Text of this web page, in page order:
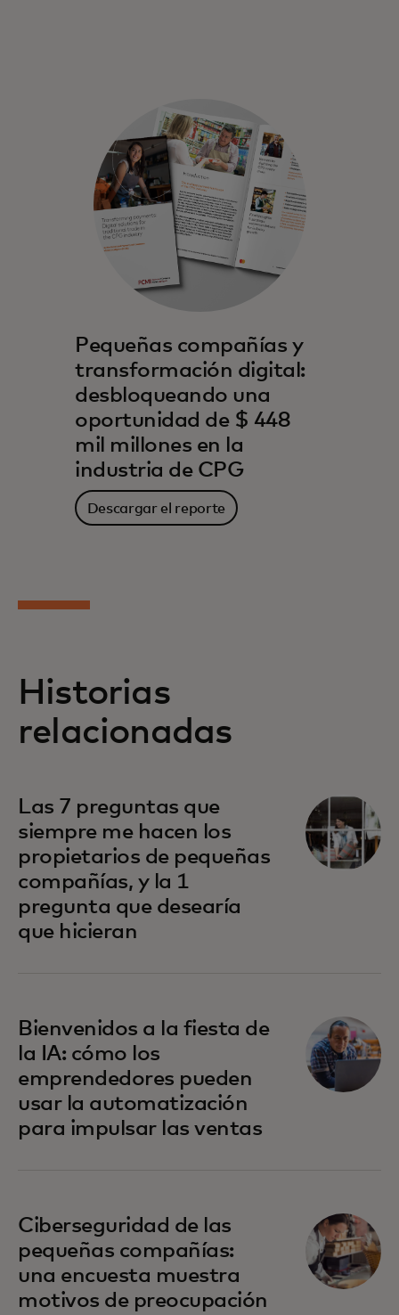
Pequeñas compañías y
transformación digital:
desbloqueando una
oportunidad de $ 448
mil millones en la
industria de CPG
Descargar el reporte
Historias
relacionadas
Las 7 preguntas que
siempre me hacen los
propietarios de pequeñas
compañías, y la 1
pregunta que desearía
que hicieran
Bienvenidos a la fiesta de
la IA: cómo los
emprendedores pueden
usar la automatización
para impulsar las ventas
Ciberseguridad de las
pequeñas compañías:
una encuesta muestra
motivos de preocupación